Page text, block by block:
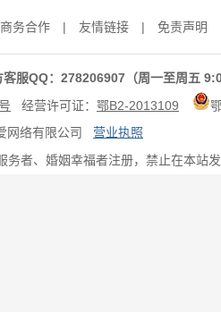
商务合作 | 友情链接 | 免责声明
服QQ：278206907（周一至周五
经营许可证： 鄂B2-2013109
网络有限公司 营业执照
务者、婚姻幸福者注册，禁止在本站